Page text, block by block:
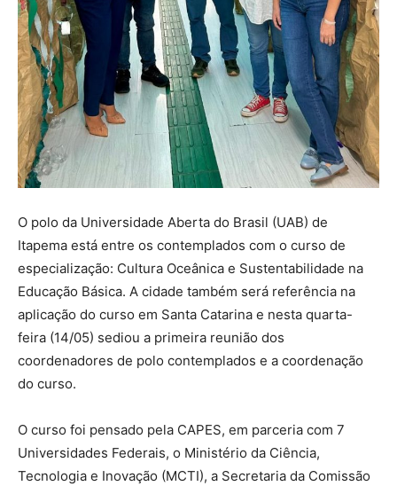
O polo da Universidade Aberta do Brasil (UAB) de
Itapema está entre os contemplados com o curso de
especialização: Cultura Oceânica e Sustentabilidade na
Educação Básica. A cidade também será referência na
aplicação do curso em Santa Catarina e nesta quarta-
feira (14/05) sediou a primeira reunião dos
coordenadores de polo contemplados e a coordenação
do curso.
O curso foi pensado pela CAPES, em parceria com 7
Universidades Federais, o Ministério da Ciência,
Tecnologia e Inovação (MCTI), a Secretaria da Comissão